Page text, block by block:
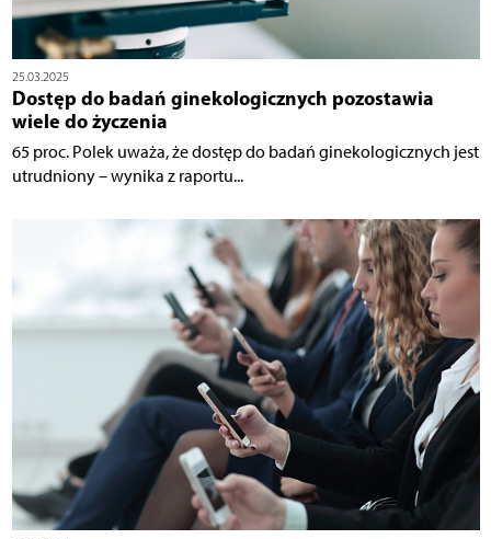
25.03.2025
Dostęp do badań ginekologicznych pozostawia
wiele do życzenia
65 proc. Polek uważa, że dostęp do badań ginekologicznych jest
utrudniony – wynika z raportu...